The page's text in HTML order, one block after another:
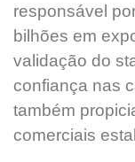
responsável
bilhões em
validação do
confiança nas
também
comerciais